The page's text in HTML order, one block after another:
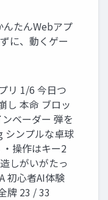
んたんWebアプ
に、動くゲー
リ 1/6 今⽇つ
し 本命 ブロッ
ベーダー 弾を
シンプルな卓球
操作はキー2
しがいがたっ
初⼼者AI体験
牌 23 / 33